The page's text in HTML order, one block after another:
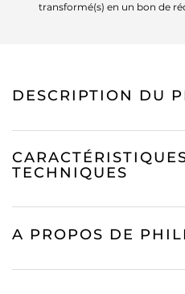
transformé(s) en un bon de
DESCRIPTION DU
TECHNIQUES
A PROPOS DE